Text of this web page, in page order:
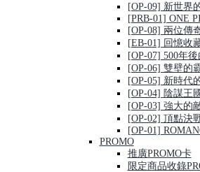
[OP-09] 新世界
[PRB-01] ONE
[OP-08] 兩位傳
[EB-01] 回憶收
[OP-07] 500年
[OP-06] 雙壁的
[OP-05] 新時代
[OP-04] 陰謀王
[OP-03] 強大的
[OP-02] 頂點決
[OP-01]
PROMO
推廣PROMO卡
限定商品收錄